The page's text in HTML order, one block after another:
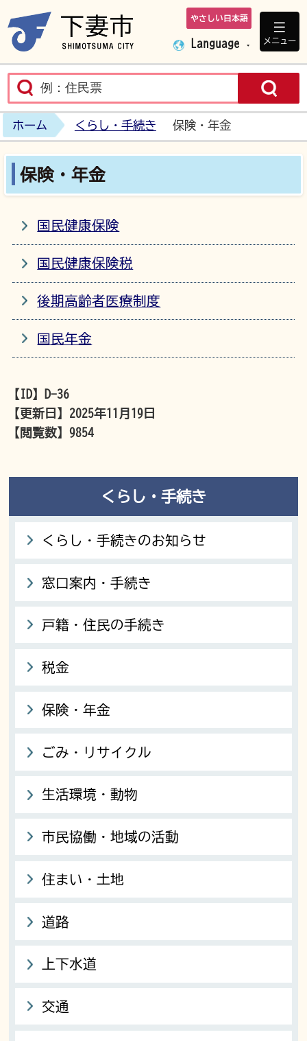
下妻市ホームペ
やさしい日本語
Language メニュー
ホーム くらし・手続き 保険・年金
保険・年金
国民健康保険
国民健康保険税
後期高齢者医療制度
国民年金
【ID】
D-36
【更新日】 2025年11月19日
【閲覧数】9854
くらし・手続き
くらし・手続きのお知らせ
窓口案内・手続き
戸籍・住民の手続き
税金
保険・年金
ごみ・リサイクル
生活環境・動物
市民協働・地域の活動
住まい・土地
道路
上下水道
交通